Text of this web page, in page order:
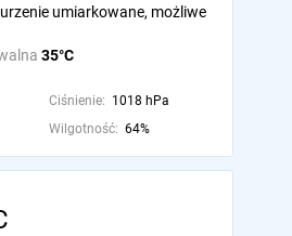
35°C
umiarkowane, możliwe
Ciśnienie: 1018 hPa
Wilgotność: 64%